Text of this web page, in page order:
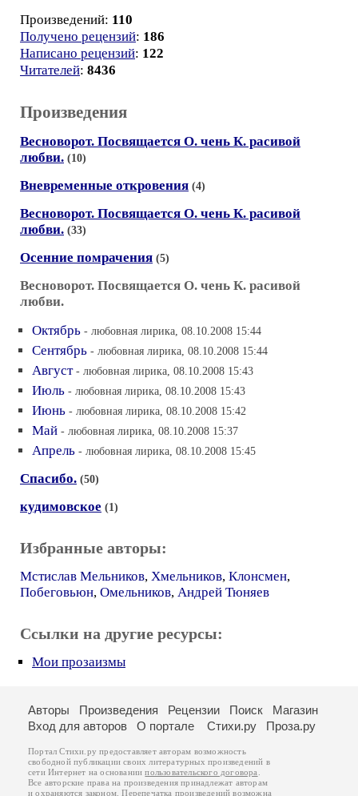
Произведений: 110
Получено рецензий: 186
Написано рецензий: 122
Читателей: 8436
Произведения
Весноворот. Посвящается О. чень К. расивой
любви. (10)
Вневременные откровения (4)
Весноворот. Посвящается О. чень К. расивой
любви. (33)
Осенние помрачения (5)
Весноворот. Посвящается О. чень К. расивой
любви.
Октябрь - любовная лирика, 08.10.2008 15:44
Сентябрь - любовная лирика, 08.10.2008 15:44
Август - любовная лирика, 08.10.2008 15:43
Июль - любовная лирика, 08.10.2008 15:43
Июнь - любовная лирика, 08.10.2008 15:42
Май - любовная лирика, 08.10.2008 15:37
Апрель - любовная лирика, 08.10.2008 15:45
Спасибо. (50)
кудимовское (1)
Избранные авторы:
Мстислав Мельников, Хмельников, Клонсмен,
Побеговьюн, Омельников, Андрей Тюняев
Ссылки на другие ресурсы:
Мои прозаизмы
Авторы Произведения Рецензии Поиск
Магазин
Вход для авторов
О портале Стихи.ру Проза.ру
Портал Стихи.ру предоставляет авторам возможность
свободной публикации своих литературных произведений в
сети Интернет на основаниипользовательского договора
Все авторские права на произведения принадлежат авторам
и охраняются законом . Перепечатка произведений возможна